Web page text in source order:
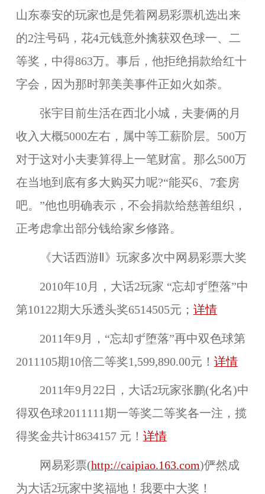
山东泰安的玩家也是凭着网易彩票机选出来
的2注号码，花4元钱意外擒获双色球一、二
等奖，中得863万。事后，他拒绝捐款给红十
字会，因为那时郭美美事件正如火如荼。
张宇目前生活在西北小城，夫妻俩的月
收入大概5000左右，属中等工薪阶层。500万
对于这对小夫妻算得上一笔财富。那么500万
在当地到底有多大购买力呢?“能买6、7套房
吧。”他也明确表示，不会捐款给慈善组织，
正考虑拿出部分钱给家乡修路。
《大话西游Ⅱ》玩家多次中网易彩票大奖
2010年10月，大话2玩家 “忘却ず堕落”中
第10122期大乐透头奖6514505元； 详情
2011年9月，“忘却ず堕落”再中双色球第
2011105期10倍二等奖1,599,890.00元！ 详情
2011年9月22日，大话2玩家张鹏(化名)中
得双色球2011111期一等奖二等奖各一注，揽
得奖金共计8634157 元！ 详情
网易彩票(http://caipiao.163.com)俨然成
为大话2玩家中奖福地！我要中大奖！